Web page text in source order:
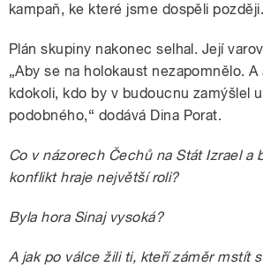
kampaň, ke které jsme dospěli
Plán skupiny nakonec selhal. Její
„Aby se na holokaust nezapomnělo.
kdokoli, kdo by v budoucnu zamýšlel
podobného,“ dodává Dina Porat.
Co v názorech Čechů na Stát Izrael a
konflikt hraje největší roli?
Byla hora Sinaj vysoká?
A jak po válce žili ti, kteří záměr mstít